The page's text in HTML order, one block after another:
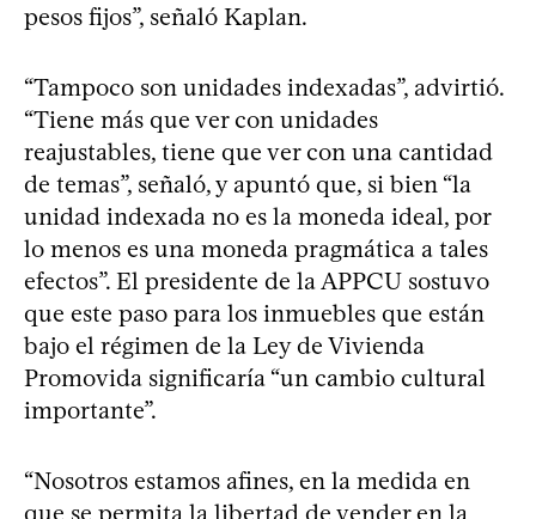
pesos fijos”, señaló Kaplan.
“Tampoco son unidades indexadas”, advirtió.
“Tiene más que ver con unidades
reajustables, tiene que ver con una cantidad
de temas”, señaló, y apuntó que, si bien “la
unidad indexada no es la moneda ideal, por
lo menos es una moneda pragmática a tales
efectos”. El presidente de la APPCU sostuvo
que este paso para los inmuebles que están
bajo el régimen de la Ley de Vivienda
Promovida significaría “un cambio cultural
importante”.
“Nosotros estamos afines, en la medida en
que se permita la libertad de vender en la